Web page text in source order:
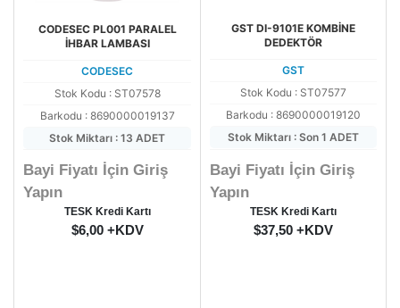
CODESEC PL001 PARALEL
İHBAR LAMBASI
CODESEC
Stok Kodu : ST07578
Barkodu : 8690000019137
Stok Miktarı : 13 ADET
Bayi Fiyatı İçin Giriş
Yapın
TESK Kredi Kartı
$6,00 +KDV
GST DI-9101E KOMBİNE
DEDEKTÖR
GST
Stok Kodu : ST07577
Barkodu : 8690000019120
Stok Miktarı : Son 1 ADET
Bayi Fiyatı İçin Giriş
Yapın
TESK Kredi Kartı
$37,50 +KDV